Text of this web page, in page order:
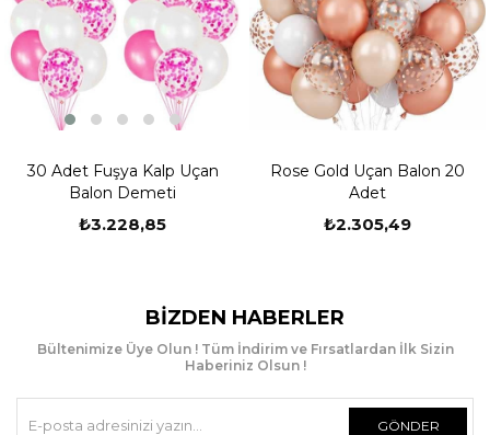
30 Adet Fuşya Kalp Uçan
Balon Demeti
₺3.228,85
Rose Gold Uçan Balon 20
Adet
₺2.305,49
BIZDEN HABERLER
Bültenimize Üye Olun ! Tüm İndirim ve Fırsatlardan İlk Sizin
Haberiniz Olsun !
GÖNDER